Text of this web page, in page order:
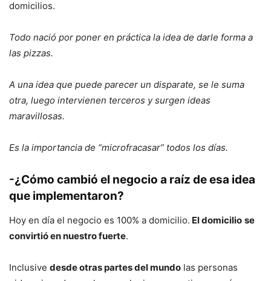
domicilios.
Todo nació por poner en práctica la idea de darle forma a
las pizzas.
A una idea que puede parecer un disparate, se le suma
otra, luego intervienen terceros y surgen ideas
maravillosas.
Es la importancia de “microfracasar” todos los días.
-¿Cómo cambió el negocio a raíz de esa idea
que implementaron?
Hoy en día el negocio es 100% a domicilio. El domicilio se
convirtió en nuestro fuerte.
Inclusive desde otras partes del mundo las personas